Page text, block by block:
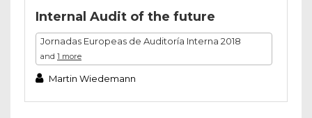
Internal Audit of the future
Jornadas Europeas de Auditoría Interna 2018
and 1 more
Martin Wiedemann